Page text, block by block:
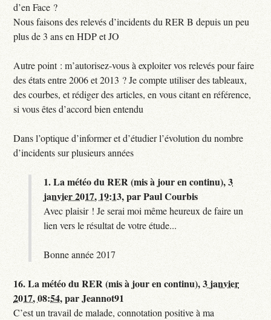
d’en Face ?
Nous faisons des relevés d’incidents du RER B depuis un peu
plus de 3 ans en HDP et JO
Autre point : m’autorisez-vous à exploiter vos relevés pour faire
des états entre 2006 et 2013 ? Je compte utiliser des tableaux,
des courbes, et rédiger des articles, en vous citant en référence,
si vous êtes d’accord bien entendu
Dans l’optique d’informer et d’étudier l’évolution du nombre
d’incidents sur plusieurs années
1.La météo du RER (mis à jour en continu),3
janvier 2017, 19:13,parPaul Courbis
Avec plaisir ! Je serai moi même heureux de faire un
lien vers le résultat de votre étude...
Bonne année 2017
16.La météo du RER (mis à jour en continu),3 janvier
2017, 08:54,parJeannot91
C’est un travail de malade, connotation positive à ma